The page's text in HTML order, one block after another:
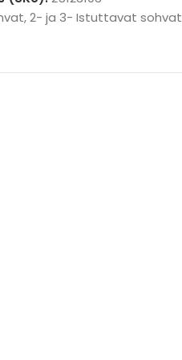
,2- ja 3- Istuttavat sohvat